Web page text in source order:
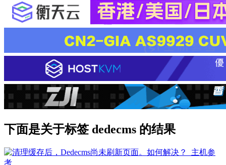
下面是关于标签 dedecms 的结果